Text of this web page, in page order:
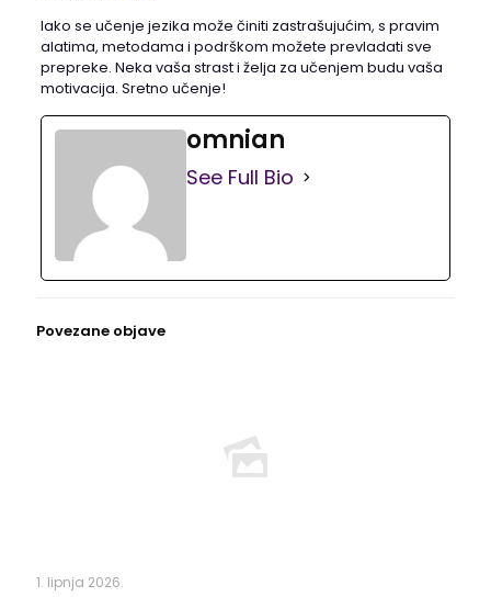
Iako se učenje jezika može činiti zastrašujućim, s pravim
alatima, metodama i podrškom možete prevladati sve
prepreke. Neka vaša strast i želja za učenjem budu vaša
motivacija. Sretno učenje!
omnian
See Full Bio
Povezane objave
1. lipnja 2026.